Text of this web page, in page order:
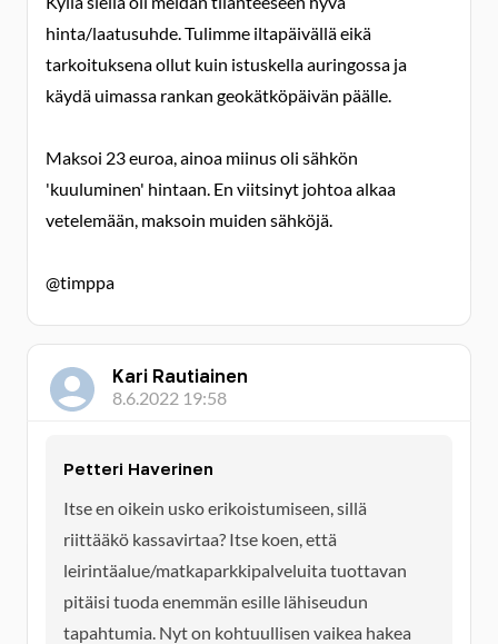
hinta/laatusuhde. Tulimme iltapäivällä eikä
tarkoituksena ollut kuin istuskella auringossa ja
käydä uimassa rankan geokätköpäivän päälle.
Maksoi 23 euroa, ainoa miinus oli sähkön
'kuuluminen' hintaan. En viitsinyt johtoa alkaa
vetelemään, maksoin muiden sähköjä.
@timppa
Kari Rautiainen
8.6.2022 19:58
Petteri Haverinen
Itse en oikein usko erikoistumiseen, sillä
riittääkö kassavirtaa? Itse koen, että
leirintäalue/matkaparkkipalveluita tuottavan
pitäisi tuoda enemmän esille lähiseudun
tapahtumia. Nyt on kohtuullisen vaikea hakea